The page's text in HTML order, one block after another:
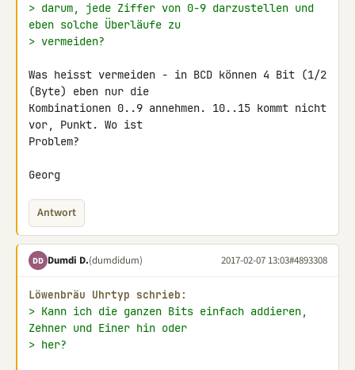
> darum, jede Ziffer von 0-9 darzustellen und
eben solche Überläufe zu
> vermeiden?
Was heisst vermeiden - in BCD können 4 Bit (1/2
(Byte) eben nur die
Kombinationen 0..9 annehmen. 10..15 kommt nicht
vor, Punkt. Wo ist
Problem?
Georg
Antwort
DD Dumdi D.(dumdidum) 2017-02-07 13:03#4893308
Löwenbräu Uhrtyp schrieb:
> Kann ich die ganzen Bits einfach addieren,
Zehner und Einer hin oder
> her?